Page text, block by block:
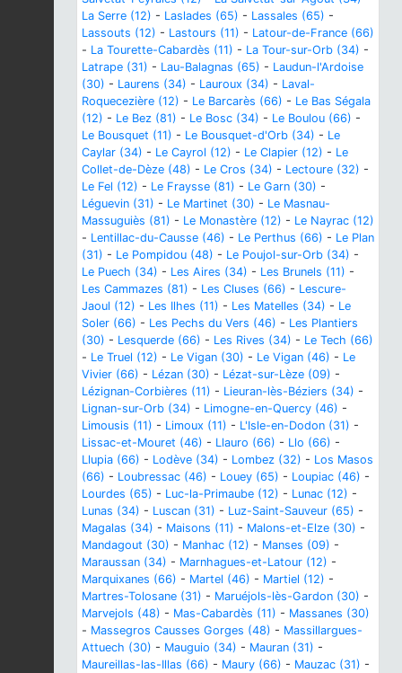
La Serre (12) - Laslades (65) - Lassales (65) -
Lassouts (12) - Lastours (11) - Latour-de-France (66)
- La Tourette-Cabardès (11) - La Tour-sur-Orb (34) -
Latrape (31) - Lau-Balagnas (65) - Laudun-l'Ardoise
(30) - Laurens (34) - Lauroux (34) - Laval-
Roquecezière (12) - Le Barcarès (66) - Le Bas Ségala
(12) - Le Bez (81) - Le Bosc (34) - Le Boulou (66) -
Le Bousquet (11) - Le Bousquet-d'Orb (34) - Le
Caylar (34) - Le Cayrol (12) - Le Clapier (12) - Le
Collet-de-Dèze (48) - Le Cros (34) - Lectoure (32) -
Le Fel (12) - Le Fraysse (81) - Le Garn (30) -
Léguevin (31) - Le Martinet (30) - Le Masnau-
Massuguiès (81) - Le Monastère (12) - Le Nayrac (12)
- Lentillac-du-Causse (46) - Le Perthus (66) - Le Plan
(31) - Le Pompidou (48) - Le Poujol-sur-Orb (34) -
Le Puech (34) - Les Aires (34) - Les Brunels (11) -
Les Cammazes (81) - Les Cluses (66) - Lescure-
Jaoul (12) - Les Ilhes (11) - Les Matelles (34) - Le
Soler (66) - Les Pechs du Vers (46) - Les Plantiers
(30) - Lesquerde (66) - Les Rives (34) - Le Tech (66)
- Le Truel (12) - Le Vigan (30) - Le Vigan (46) - Le
Vivier (66) - Lézan (30) - Lézat-sur-Lèze (09) -
Lézignan-Corbières (11) - Lieuran-lès-Béziers (34) -
Lignan-sur-Orb (34) - Limogne-en-Quercy (46) -
Limousis (11) - Limoux (11) - L'Isle-en-Dodon (31) -
Lissac-et-Mouret (46) - Llauro (66) - Llo (66) -
Llupia (66) - Lodève (34) - Lombez (32) - Los Masos
(66) - Loubressac (46) - Louey (65) - Loupiac (46) -
Lourdes (65) - Luc-la-Primaube (12) - Lunac (12) -
Lunas (34) - Luscan (31) - Luz-Saint-Sauveur (65) -
Magalas (34) - Maisons (11) - Malons-et-Elze (30) -
Mandagout (30) - Manhac (12) - Manses (09) -
Maraussan (34) - Marnhagues-et-Latour (12) -
Marquixanes (66) - Martel (46) - Martiel (12) -
Martres-Tolosane (31) - Maruéjols-lès-Gardon (30) -
Marvejols (48) - Mas-Cabardès (11) - Massanes (30)
- Massegros Causses Gorges (48) - Massillargues-
Attuech (30) - Mauguio (34) - Mauran (31) -
Maureillas-las-Illas (66) - Maury (66) - Mauzac (31) -